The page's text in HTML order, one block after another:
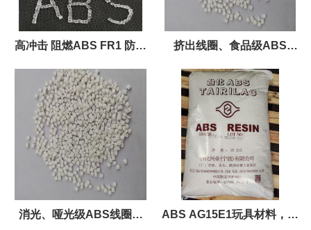
高冲击 阻燃ABS FR1 防火
ABS胶料
挤出线圈、食品级ABS
MG94MD 沙特GE
消光、哑光级ABS线圈料 ABS AG15E1玩具材料，时